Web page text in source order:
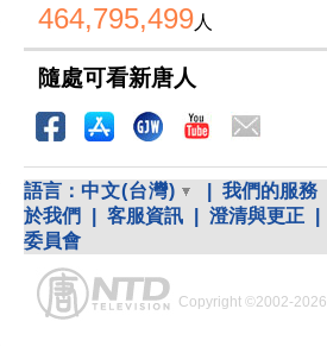
464,795,499人
隨處可看新唐人
語言： 中文(台灣) 我們的服務
於我們
客服資訊 澄清與更正
委員會
Copyright ©2002-2026